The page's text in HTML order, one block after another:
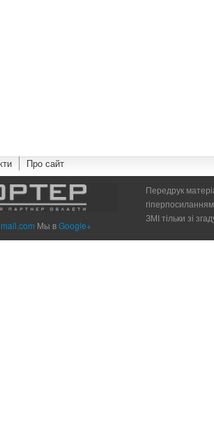
Про сайт
Мы вGoogle+
Передрук
ЗМІ тільки зі